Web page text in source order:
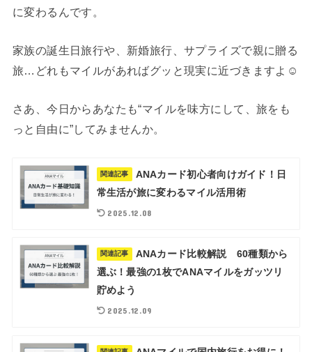
に変わるんです。
家族の誕生日旅行や、新婚旅行、サプライズで親に贈る
旅…どれもマイルがあればグッと現実に近づきますよ☺️
さあ、今日からあなたも“マイルを味方にして、旅をも
っと自由に”してみませんか。
関連記事
ANAカード初心者向けガイド！日
常生活が旅に変わるマイル活用術
2025.12.08
関連記事
ANAカード比較解説 60種類から
選ぶ！最強の1枚でANAマイルをガッツリ
貯めよう
2025.12.09